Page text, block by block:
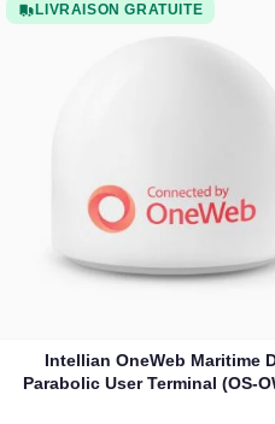
LIVRAISON GRATUITE
Intellian OneWeb Maritime
Parabolic User Terminal (OS-